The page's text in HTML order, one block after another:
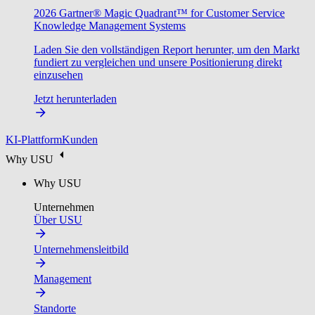
2026 Gartner® Magic Quadrant™ for Customer Service
Knowledge Management Systems
Laden Sie den vollständigen Report herunter, um den Markt
fundiert zu vergleichen und unsere Positionierung direkt
einzusehen
Jetzt herunterladen
KI-PlattformKunden
Why USU
Why USU
Unternehmen
Über USU
Unternehmensleitbild
Management
Standorte